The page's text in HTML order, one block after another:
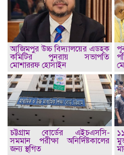
আজিমপুর উচ্চ বিদ্যালয়ের এডহক
কমিটির পুনরায় সভাপতি
মোশাররফ হোসাইন
চট্টগ্রাম বোর্ডের এইচএসসি-
সমমান পরীক্ষা অনির্দিষ্টকালের
জন্য স্থগিত